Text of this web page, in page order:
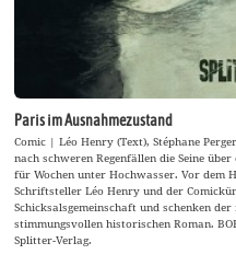
Paris im Ausnahmezustand
Comic | Léo Henry (Text), Stéphane
nach schweren Regenfällen die Seine
für Wochen unter Hochwasser. Vor dem
Schriftsteller Léo Henry und der
Schicksalsgemeinschaft und schenken
stimmungsvollen historischen Roman.
Splitter-Verlag.